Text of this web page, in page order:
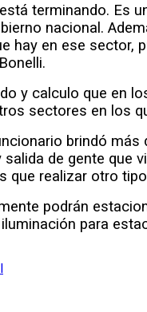
terminando. Es
nacional.
hay en ese sector,
y calculo que en
sectores en los
brindó
salida de gente que
que realizar otro
podrán
para